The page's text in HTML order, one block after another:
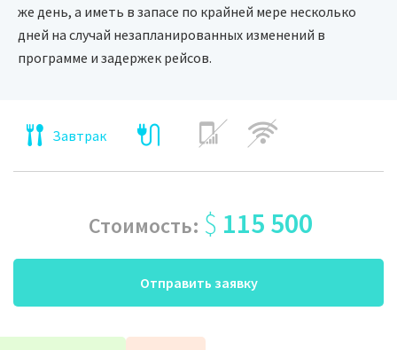
же день, а иметь в запасе по крайней мере несколько
дней на случай незапланированных изменений в
программе и задержек рейсов.
Завтрак
Стоимость: $ 115 500
Отправить заявку